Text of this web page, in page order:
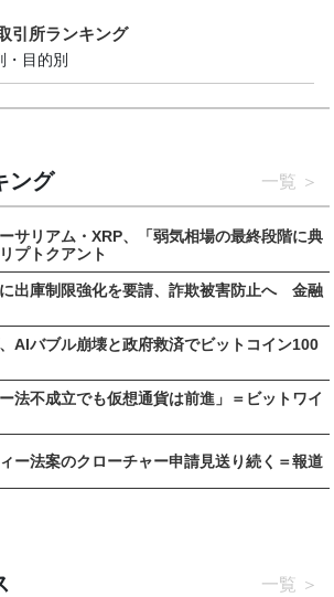
引所ランキング
・目的別
ング 一覧
サリアム・XRP、「弱気相場の最終段階に典
プトクアント
出庫制限強化を要請、詐欺被害防止へ 金融
AIバブル崩壊と政府救済でビットコイン100
法不成立でも仮想通貨は前進」＝ビットワイ
ー法案のクローチャー申請見送り続く＝報道
一覧